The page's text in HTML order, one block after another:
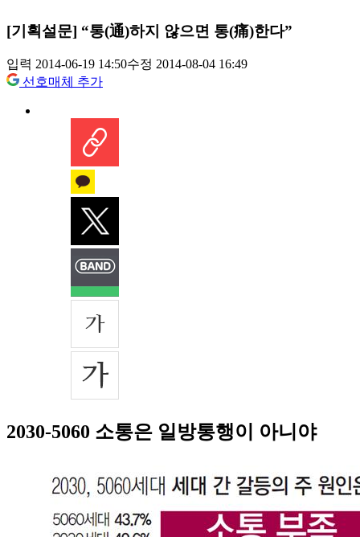
[기획설문] “통(通)하지 않으면 통(痛)한다”
입력 2014-06-19 14:50수정 2014-08-04 16:49
선호매체 추가
2030-5060 소통은 일방통행이 아니야